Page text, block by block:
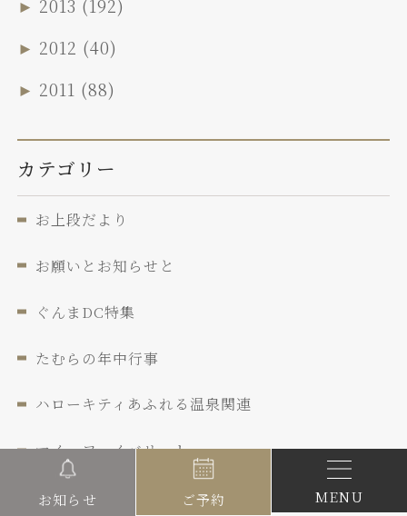
► 2013 (192)
► 2012 (40)
► 2011 (88)
カテゴリー
お上段だより
お願いとお知らせと
ぐんまDC特集
たむらの年中行事
ハローキティあふれる温泉関連
マイ フェイバリット
中之条ビエンナーレ特集
お知らせ ご予約 MENU